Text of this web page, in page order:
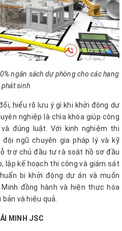
ngân sách dự phòng cho các hạng
sinh
hiểu rõ lưu ý gì khi khởi động dự
nghiệp là chìa khóa giúp công
đúng luật. Với kinh nghiệm thi
ngũ chuyên gia pháp lý và kỹ
trợ chủ đầu tư rà soát hồ sơ đầu
lập kế hoạch thi công và giám sát
bị khởi động dự án và muốn
đồng hành và hiện thực hóa
và hiệu quả.
MINH JSC